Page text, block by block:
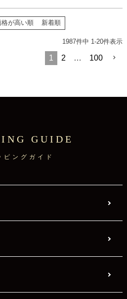
格が高い順 新着順
1987件中 1-20件表示
1 2 … 100
GUIDE
ピングガイド